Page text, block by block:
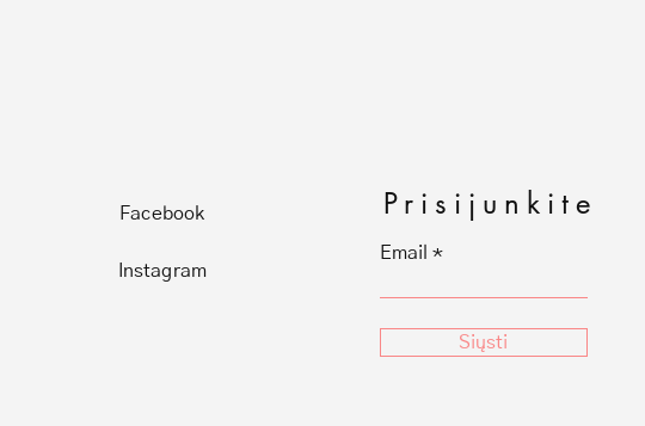
Facebook
Instagram
Prisijunkite
Email
Siųsti